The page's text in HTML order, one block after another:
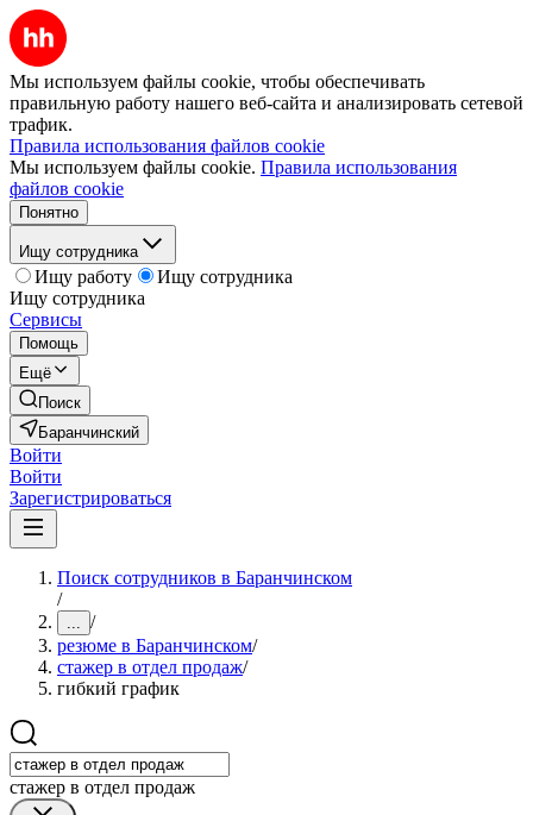
Мы используем файлы cookie, чтобы обеспечивать
правильную работу нашего веб-сайта и анализировать сетевой
трафик.
Правила использования файлов cookie
Мы используем файлы cookie. Правила использования
файлов cookie
Понятно
Ищу сотрудника
Ищу работу
Ищу сотрудника
Ищу сотрудника
Сервисы
Помощь
Ещё
Поиск
Баранчинский
Войти
Войти
Зарегистрироваться
Поиск сотрудников в Баранчинском
/
... /
резюме в Баранчинском/
стажер в отдел продаж/
гибкий график
стажер в отдел продаж